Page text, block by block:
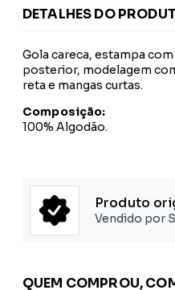
DETALHES DO
Gola careca, estampa
posterior, modelagem
reta e mangas curtas.
Composição:
100% Algodão.
Produto
Vendido por
QUEM COMPROU,